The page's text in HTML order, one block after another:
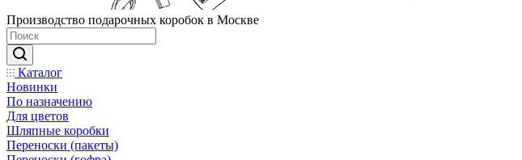
Производство подарочных коробок в Москве
Каталог
Новинки
По назначению
Для цветов
Шляпные коробки
Переноски (пакеты)